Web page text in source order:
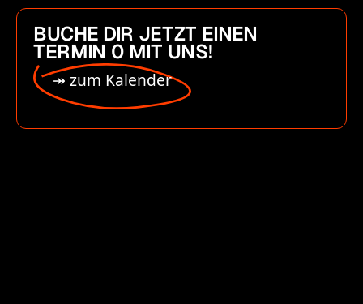
BUCHE DIR JETZT EINEN
TERMIN 0 MIT UNS!
↠ zum Kalender